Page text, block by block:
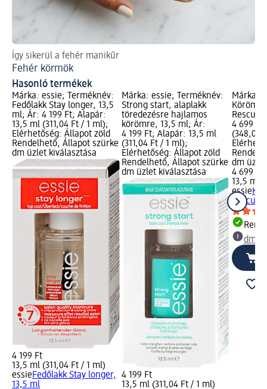
Így sikerül a fehér manikűr
Fehér körmök
Hasonló termékek
Márka: essie; Terméknév:
Fedőlakk Stay longer, 13,5
ml; Ár: 4 199 Ft; Alapár:
13,5 ml (311,04 Ft / 1 ml);
Elérhetőség: Állapot zöld
Rendelhető, Állapot szürke
dm üzlet kiválasztása
4 199 Ft
13,5 ml (311,04 Ft / 1 ml)
essieFedőlakk Stay longer,
13,5 ml
Márka: essie; Terméknév:
Strong start, alaplakk
töredezésre hajlamos
körömre, 13,5 ml; Ár:
4 199 Ft; Alapár: 13,5 ml
(311,04 Ft / 1 ml);
Elérhetőség: Állapot zöld
Rendelhető, Állapot szürke
dm üzlet kiválasztása
4 199 Ft
13,5 ml (311,04 Ft / 1 ml)
Márka:
Rescue,
4 699
(348,07
dm
4 699 Ft
13,5 ml
essie
dm